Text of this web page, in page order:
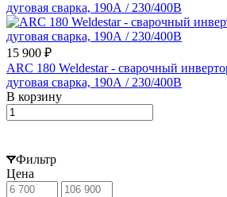
15 900 ₽
ARC 180 Weldestar - сварочный
дуговая сварка, 190А / 230/400В
В корзину
Фильтр
Цена